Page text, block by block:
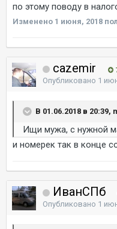
по этому поводу в
Изменено 1 июня, 2018
cazemir
Опубликовано 1
В 01.06.2018 в 20:39,
Ищи мужа, с нужной
и номерек так в конце
ИванСПб
Опубликовано 1